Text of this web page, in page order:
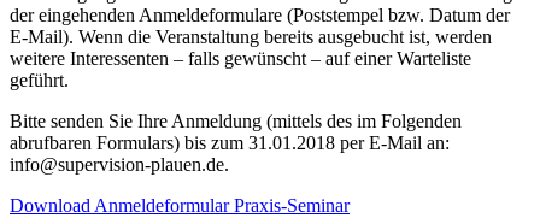
der eingehenden Anmeldeformulare (Poststempel bzw. Datum der
E-Mail). Wenn die Veranstaltung bereits ausgebucht ist, werden
weitere Interessenten – falls gewünscht – auf einer Warteliste
geführt.
Bitte senden Sie Ihre Anmeldung (mittels des im Folgenden
abrufbaren Formulars) bis zum 31.01.2018 per E-Mail an:
info@supervision-plauen.de.
Download Anmeldeformular Praxis-Seminar